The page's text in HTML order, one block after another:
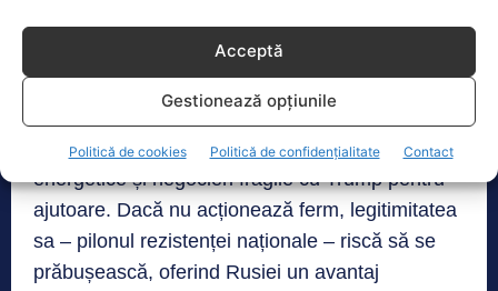
Acceptă
Gestionează opțiunile
Politică de cookies Politică de confidențialitate Contact
Următoarele zile vor fi decisive: figuri influente îl
presează pe Zelenski să demită miniștri
statul. Scandalul vine pe fondul retragerilor
ucrainene sub asalturi rusești, blackout-uri
energetice și negocieri fragile cu Trump pentru
ajutoare. Dacă nu acționează ferm, legitimitatea
sa – pilonul rezistenței naționale – riscă să se
prăbușească, oferind Rusiei un avantaj